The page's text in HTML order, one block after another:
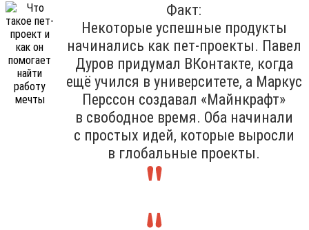
Факт:
Некоторые успешные продукты
начинались как пет-проекты. Павел
Дуров придумал ВКонтакте, когда
ещё учился в университете, а Маркус
Перссон создавал «Майнкрафт»
в свободное время. Оба начинали
с простых идей, которые выросли
в глобальные проекты.